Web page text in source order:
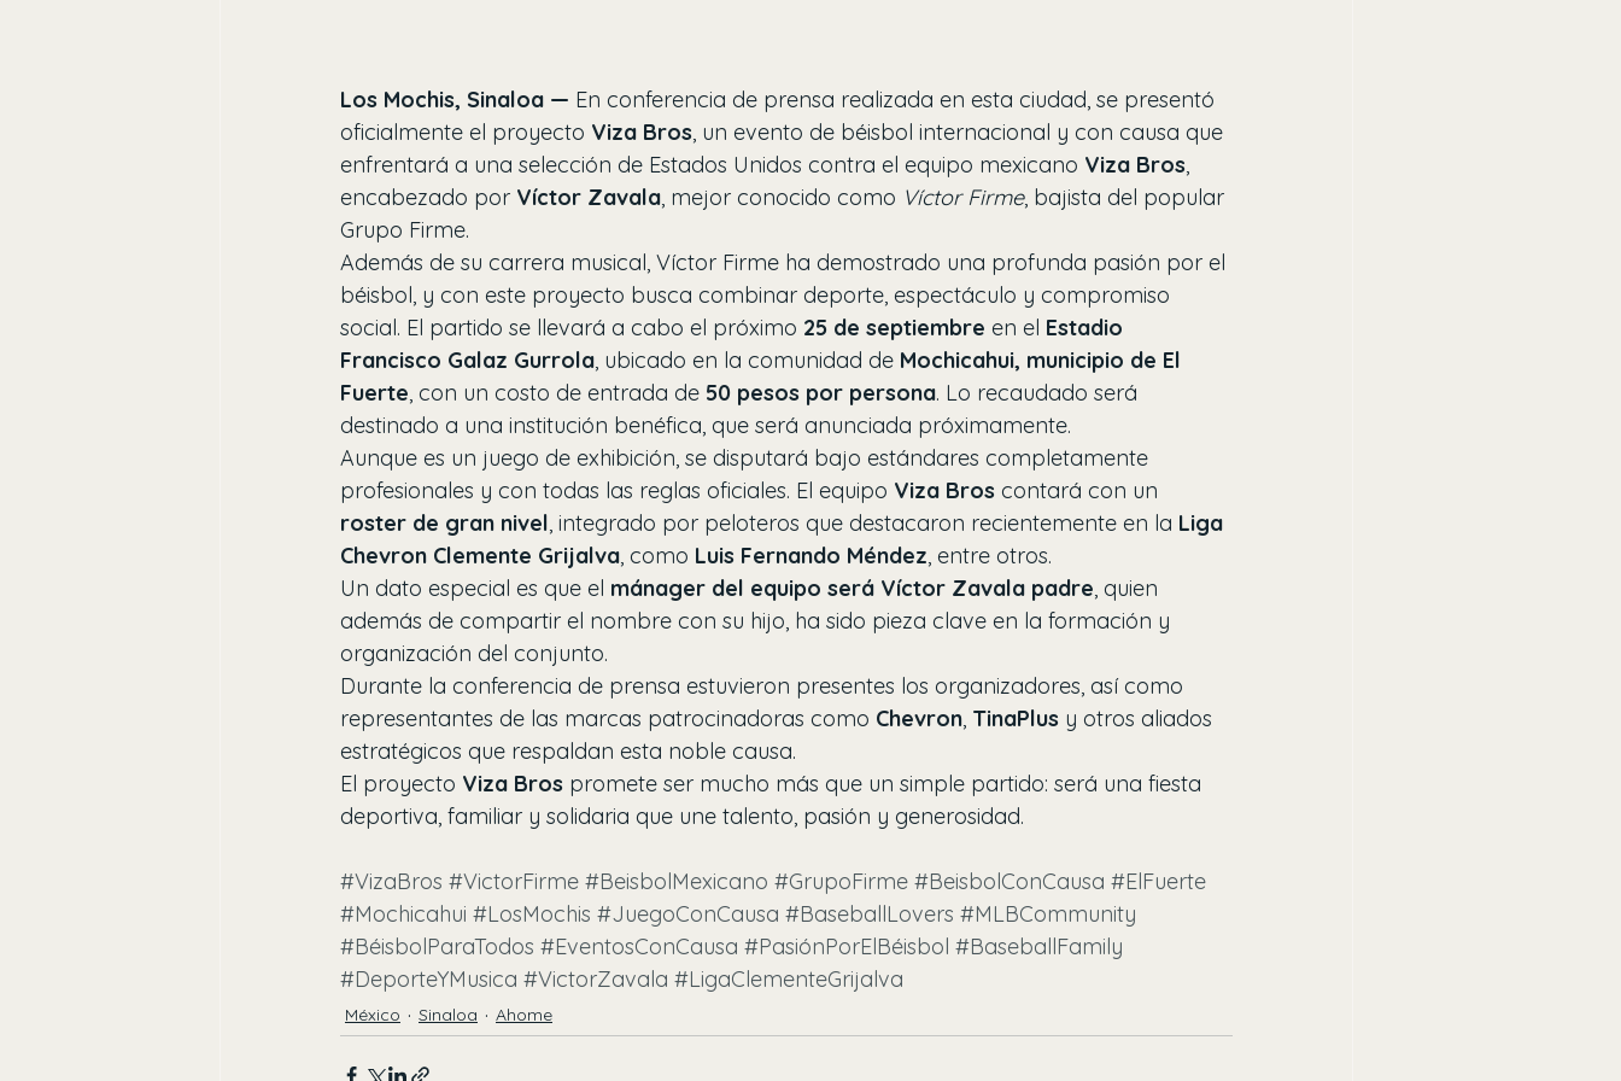
Los Mochis, Sinaloa — En conferencia de prensa realizada en esta ciudad, se presentó
oficialmente el proyecto Viza Bros, un evento de béisbol internacional y con causa que
enfrentará a una selección de Estados Unidos contra el equipo mexicano Viza Bros,
encabezado por Víctor Zavala, mejor conocido como Víctor Firme, bajista del popular
Grupo Firme.
Además de su carrera musical, Víctor Firme ha demostrado una profunda pasión por el
béisbol, y con este proyecto busca combinar deporte, espectáculo y compromiso
social. El partido se llevará a cabo el próximo 25 de septiembre en el Estadio
Francisco Galaz Gurrola, ubicado en la comunidad de Mochicahui, municipio de El
Fuerte, con un costo de entrada de 50 pesos por persona. Lo recaudado será
destinado a una institución benéfica, que será anunciada próximamente.
Aunque es un juego de exhibición, se disputará bajo estándares completamente
profesionales y con todas las reglas oficiales. El equipo Viza Bros contará con un
roster de gran nivel, integrado por peloteros que destacaron recientemente en la Liga
Chevron Clemente Grijalva, como Luis Fernando Méndez, entre otros.
Un dato especial es que el mánager del equipo será Víctor Zavala padre, quien
además de compartir el nombre con su hijo, ha sido pieza clave en la formación y
organización del conjunto.
Durante la conferencia de prensa estuvieron presentes los organizadores, así como
representantes de las marcas patrocinadoras como Chevron, TinaPlus y otros aliados
estratégicos que respaldan esta noble causa.
El proyecto Viza Bros promete ser mucho más que un simple partido: será una fiesta
deportiva, familiar y solidaria que une talento, pasión y generosidad.
#VizaBros #VictorFirme #BeisbolMexicano #GrupoFirme #BeisbolConCausa #ElFuerte
#Mochicahui #LosMochis #JuegoConCausa #BaseballLovers #MLBCommunity
#BéisbolParaTodos #EventosConCausa #PasiónPorElBéisbol #BaseballFamily
#DeporteYMusica #VictorZavala #LigaClementeGrijalva
México Sinaloa Ahome